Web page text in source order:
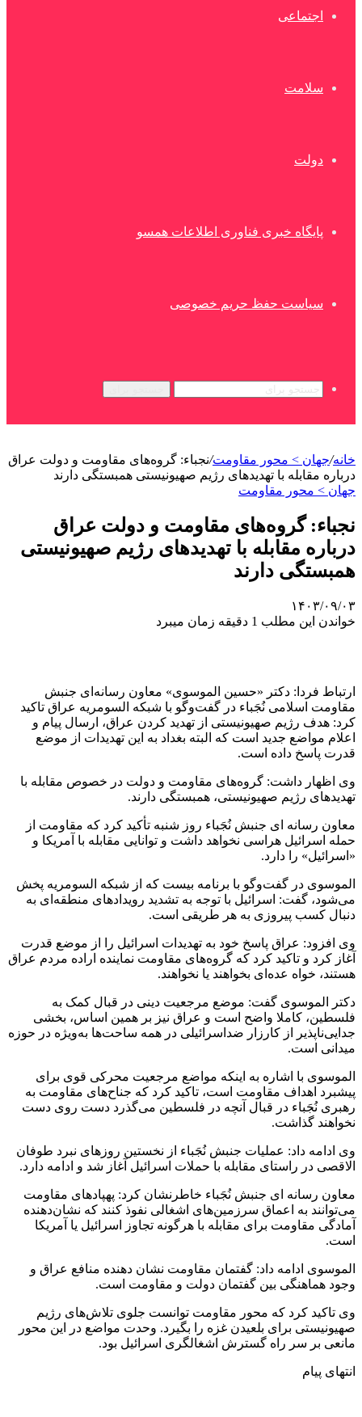
اجتماعی
سلامت
دولت
پایگاه خبری فناوری اطلاعات همسو
سیاست حفظ حریم خصوصی
خانه/جهان > محور مقاومت/نجباء: گروه‌های مقاومت و دولت عراق
درباره مقابله با تهدیدهای رژیم صهیونیستی همبستگی دارند
جهان > محور مقاومت
نجباء: گروه‌های مقاومت و دولت عراق
درباره مقابله با تهدیدهای رژیم صهیونیستی
همبستگی دارند
۱۴۰۳/۰۹/۰۳
خواندن این مطلب 1 دقیقه زمان میبرد
ارتباط فردا: دکتر «حسین الموسوی» معاون رسانه‌ای جنبش
مقاومت اسلامی نُجَباء در گفت‌وگو با شبکه السومریه عراق تاکید
کرد: هدف رژیم صهیونیستی از تهدید کردن عراق، ارسال پیام و
اعلام مواضع جدید است که البته بغداد به این تهدیدات از موضع
قدرت پاسخ داده است.
وی اظهار داشت: گروه‌های مقاومت و دولت در خصوص مقابله با
تهدیدهای رژیم صهیونیستی، همبستگی دارند.
معاون رسانه ای جنبش نُجَباء روز شنبه تأکید کرد که مقاومت از
حمله اسرائیل هراسی نخواهد داشت و توانایی مقابله با آمریکا و
«اسرائیل» را دارد.
الموسوی در گفت‌وگو با برنامه بیست که از شبکه السومریه پخش
می‌شود، گفت: اسرائیل با توجه به تشدید رویدادهای منطقه‌ای به
دنبال کسب پیروزی به هر طریقی است.
وی افزود: عراق پاسخ خود به تهدیدات اسرائیل را از موضع قدرت
آغاز کرد و تاکید کرد که گروه‌های مقاومت نماینده اراده مردم عراق
هستند، خواه عده‌ای بخواهند یا نخواهند.
دکتر الموسوی گفت: موضع مرجعیت دینی در قبال کمک به
فلسطین، کاملا واضح است و عراق نیز بر همین اساس، بخشی
جدایی‌ناپذیر از کارزار ضداسرائیلی در همه ساحت‌ها به‌ویژه در حوزه
میدانی است.
الموسوی با اشاره به اینکه مواضع مرجعیت محرکی قوی برای
پیشبرد اهداف مقاومت است، تاکید کرد که جناح‌های مقاومت به
رهبری نُجَباء در قبال آنچه در فلسطین می‌گذرد دست روی دست
نخواهند گذاشت.
وی ادامه داد: عملیات جنبش نُجَباء از نخستین روزهای نبرد طوفان
الاقصی در راستای مقابله با حملات اسرائیل آغاز شد و ادامه دارد.
معاون رسانه ای جنبش نُجَباء خاطرنشان کرد: پهپادهای مقاومت
می‌توانند به اعماق سرزمین‌های اشغالی نفوذ کنند که نشان‌دهنده
آمادگی مقاومت برای مقابله با هرگونه تجاوز اسرائیل یا آمریکا
است.
الموسوی ادامه داد: گفتمان مقاومت نشان دهنده منافع عراق و
وجود هماهنگی بین گفتمان دولت و مقاومت است.
وی تاکید کرد که محور مقاومت توانست جلوی تلاش‌های رژیم
صهیونیستی برای بلعیدن غزه را بگیرد. وحدت مواضع در این محور
مانعی بر سر راه گسترش اشغالگری اسرائیل بود.
انتهای پیام